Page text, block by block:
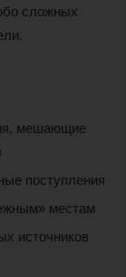
сложных
мешающие
поступления
местам
источников